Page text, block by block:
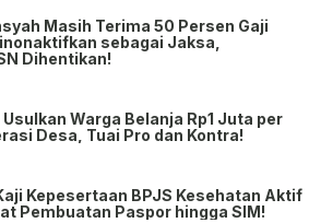
Masih Terima 50 Persen Gaji
sebagai Jaksa,
Dihentikan!
Warga Belanja Rp1 Juta per
Desa, Tuai Pro dan Kontra!
Kepesertaan BPJS Kesehatan Aktif
Pembuatan Paspor hingga SIM!